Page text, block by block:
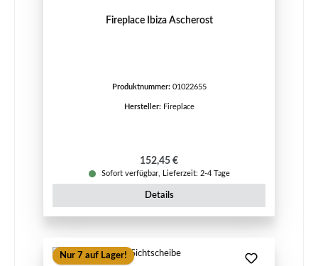
Fireplace Ibiza Ascherost
Produktnummer: 01022655
Hersteller: Fireplace
Regulärer Preis:
152,45 €
Sofort verfügbar, Lieferzeit: 2-4 Tage
Details
Nur 7 auf Lager!